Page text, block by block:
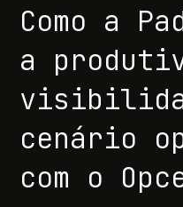
Como a
a
cenário
com o